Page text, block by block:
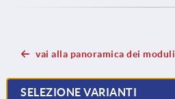
vai alla panoramica dei moduli
SELEZIONE VARIANTI